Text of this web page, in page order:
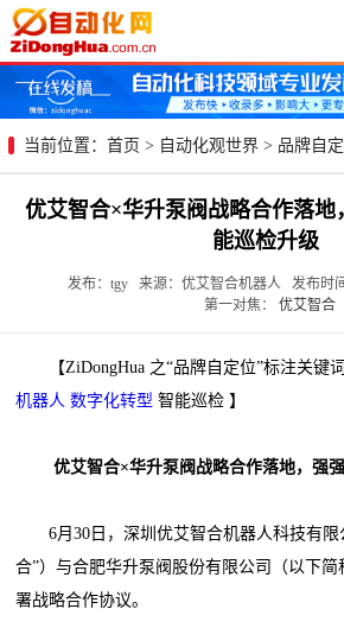
当前位置： 首页 > 自动化观世界 > 品牌自
优艾智合×华升泵阀战略合作落地
能巡检升级
发布：tgy 来源：优艾智合机器人 发布时间
第一对焦： 优艾智合
【ZiDongHua 之“品牌自定位”标注关键
机器人 数字化转型 智能巡检 】
优艾智合×华升泵阀战略合作落地，强强
6月30日，深圳优艾智合机器人科技有限
合”）与合肥华升泵阀股份有限公司（以下简
署战略合作协议。